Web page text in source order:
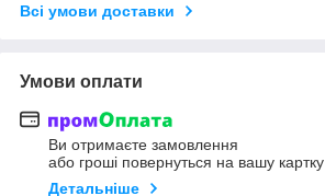
Всі умови доставки
Умови оплати
Ви отримаєте замовлення
або гроші повернуться на вашу картку
Детальніше